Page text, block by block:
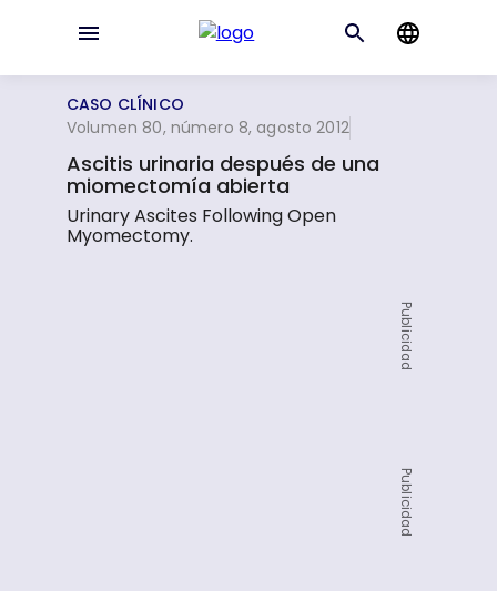
CASO CLÍNICO
Volumen 80, número 8, agosto 2012
Ascitis urinaria después de una
miomectomía abierta
Urinary Ascites Following Open
Myomectomy.
Publicidad
Publicidad